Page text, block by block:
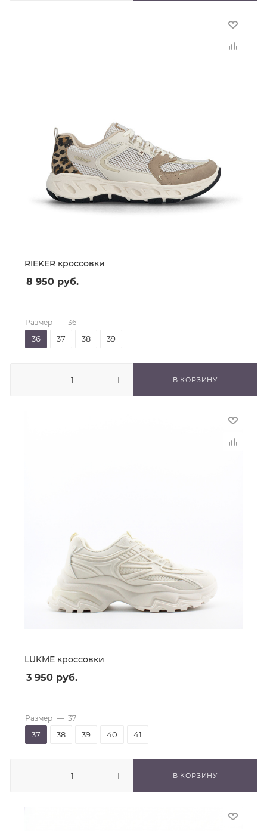
RIEKER кроссовки
8 950 руб.
В КОРЗИНУ
Размер — 36
36 37 38 39
LUKME кроссовки
3 950 руб.
В КОРЗИНУ
Размер — 37
37 38 39 40 41